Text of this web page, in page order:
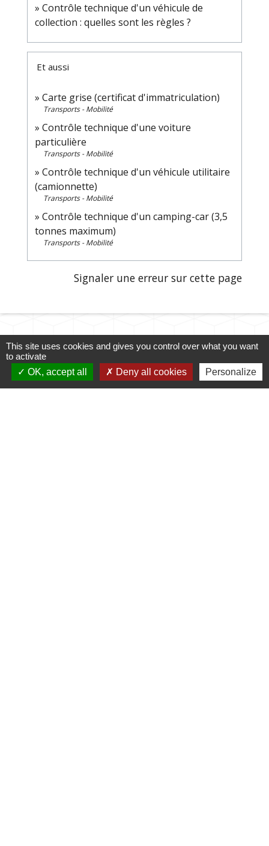
Contrôle technique d'un véhicule de
collection : quelles sont les règles ?
Et aussi
Carte grise (certificat d'immatriculation)
Transports - Mobilité
Contrôle technique d'une voiture
particulière
Transports - Mobilité
Contrôle technique d'un véhicule utilitaire
(camionnette)
Transports - Mobilité
Contrôle technique d'un camping-car (3,5
tonnes maximum)
Transports - Mobilité
Signaler une erreur sur cette page
Cliquez sur l'icône ci-
dessous pour accéder au
This site uses cookies and gives you control over what you want
to activate
OK, accept all
Deny all cookies Personalize